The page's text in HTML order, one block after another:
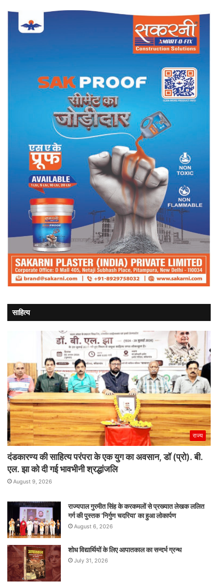
साहित्य
राज्य
दंडकारण्य की साहित्य परंपरा के एक युग का अवसान, डॉ (प्रो). बी.
एल. झा को दी गई भावभीनी श्रद्धांजलि
August 9, 2026
राज्यपाल गुरमीत सिंह के करकमलों से प्रख्यात लेखक ललित
गर्ग की पुस्तक ‘निर्गुण चदरिया’ का हुआ लोकार्पण
August 6, 2026
शोध विद्यार्थियों के लिए आपातकाल का सन्दर्भ ग्रन्थ
July 31, 2026